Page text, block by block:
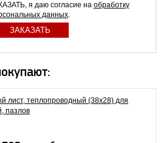
я даю согласие на обработку
данных.
лист, теплопроводный (38х28) для
пазлов